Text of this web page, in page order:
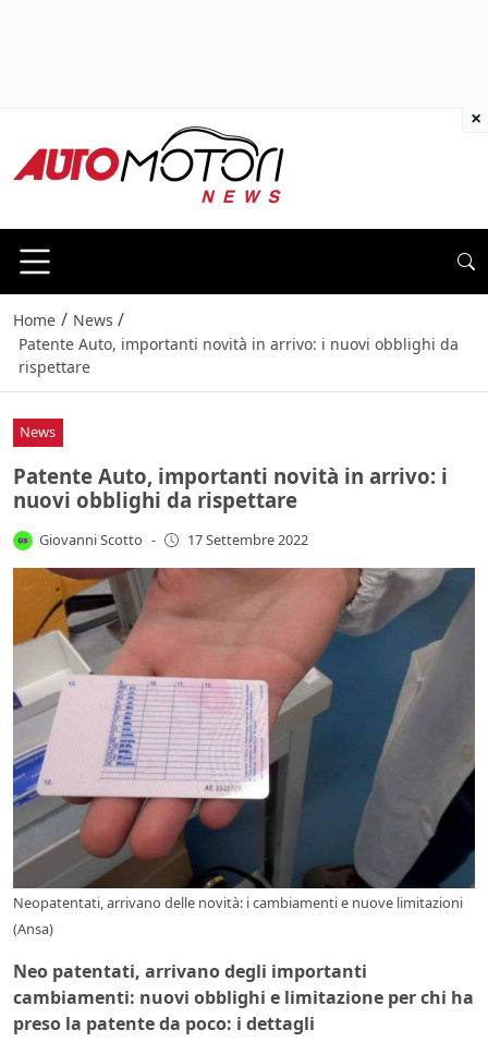
Home / News /
Patente Auto, importanti novità in arrivo: i nuovi obblighi da
rispettare
News
Patente Auto, importanti novità in arrivo: i
nuovi obblighi da rispettare
Giovanni Scotto - 17 Settembre 2022
Neopatentati, arrivano delle novità: i cambiamenti e nuove limitazioni
(Ansa)
Neo patentati, arrivano degli importanti
cambiamenti: nuovi obblighi e limitazione per chi ha
preso la patente da poco: i dettagli
×